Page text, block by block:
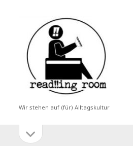
read!!ing
room
Wir stehen auf (für) Alltagskultur
Seitenleiste
öffnen